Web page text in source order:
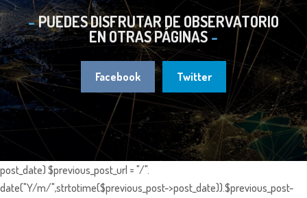
PUEDES DISFRUTAR DE OBSERVATORIO
EN OTRAS PÁGINAS
Facebook Twitter
post_date) $previous_post_url = "/".
date("Y/m/",strtotime($previous_post->post_date)).$previous_post-